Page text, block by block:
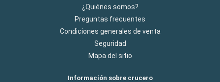
¿Quiénes somos?
Preguntas frecuentes
Condiciones generales de venta
Seguridad
Mapa del sitio
Información sobre crucero